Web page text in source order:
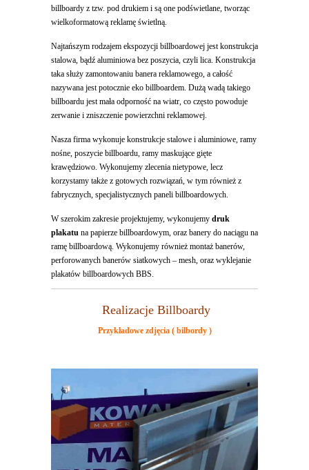
billboardy z tzw. pod drukiem i są one podświetlane, tworząc
wielkoformatową reklamę świetlną.
Najtańszym rodzajem ekspozycji billboardowej jest konstrukcja
stalowa, bądź aluminiowa bez poszycia, czyli lica. Konstrukcja
taka służy zamontowaniu banera reklamowego, a całość
nazywana jest potocznie eko billboardem. Dużą wadą takiego
billboardu jest mała odporność na wiatr, co często powoduje
zerwanie i zniszczenie powierzchni reklamowej.
Nasza firma wykonuje konstrukcje stalowe i aluminiowe, ramy
nośne, poszycie billboardu, ramy maskujące gięte
krawędziowo. Wykonujemy zlecenia nietypowe, lecz
korzystamy także z gotowych rozwiązań, w tym również z
fabrycznych, specjalistycznych paneli billboardowych.
W szerokim zakresie projektujemy, wykonujemy druk
plakatu na papierze billboardowym, oraz banery do naciągu na
ramę billboardową. Wykonujemy również montaż banerów,
perforowanych banerów siatkowych – mesh, oraz wyklejanie
plakatów billboardowych BBS.
Realizacje Billboardy
Przykładowe zdjęcia ( bilbordy )